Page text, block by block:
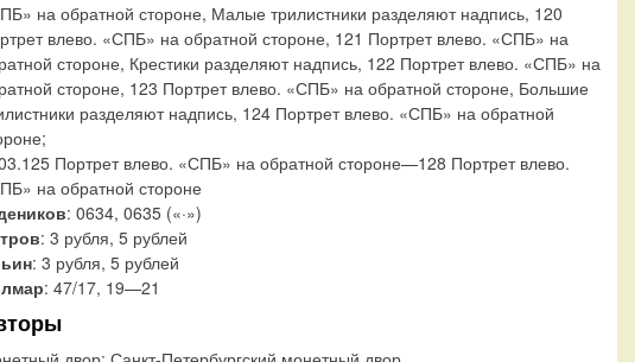
на обратной стороне, Малые трилистники разделяют надпись, 120
влево. «СПБ» на обратной стороне, 121 Портрет влево. «СПБ» на
стороне, Крестики разделяют надпись, 122 Портрет влево. «СПБ» на
стороне, 123 Портрет влево. «СПБ» на обратной стороне, Большие
разделяют надпись, 124 Портрет влево. «СПБ» на обратной
Портрет влево. «СПБ» на обратной стороне—128 Портрет влево.
на обратной стороне
: 0634, 0635 («·»)
: 3 рубля, 5 рублей
: 3 рубля, 5 рублей
: 47/17, 19—21